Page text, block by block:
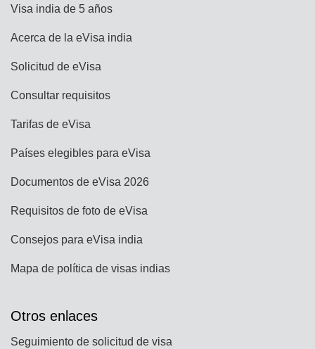
Visa india de 5 años
Acerca de la eVisa india
Solicitud de eVisa
Consultar requisitos
Tarifas de eVisa
Países elegibles para eVisa
Documentos de eVisa 2026
Requisitos de foto de eVisa
Consejos para eVisa india
Mapa de política de visas indias
Otros enlaces
Seguimiento de solicitud de visa